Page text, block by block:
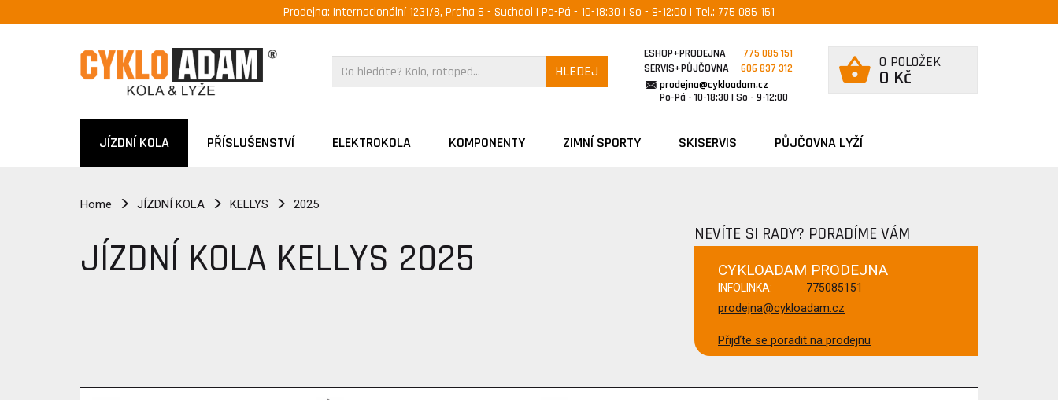
Prodejna: Internacionální 1231/8, Praha 6 - Suchdol | Po-Pá - 10-18:30 | So - 9-12:00 | Tel.: 775 085 151
HLEDEJ
ESHOP+PRODEJNA
775 085 151
SERVIS+PŮJČOVNA
606 837 312
prodejna@cykloadam.cz
Po-Pá - 10-18:30 | So - 9-12:00
0 POLOŽEK
0 Kč
JÍZDNÍ KOLA PŘÍSLUŠENSTVÍ ELEKTROKOLA KOMPONENTY ZIMNÍ SPORTY SKISERVIS PŮJČOVNA LYŽÍ
Home JÍZDNÍ KOLA KELLYS 2025
JÍZDNÍ KOLA KELLYS 2025
NEVÍTE SI RADY? PORADÍME VÁM
CYKLOADAM PRODEJNA
INFOLINKA: 775085151
prodejna@cykloadam.cz
Přijďte se poradit na prodejnu